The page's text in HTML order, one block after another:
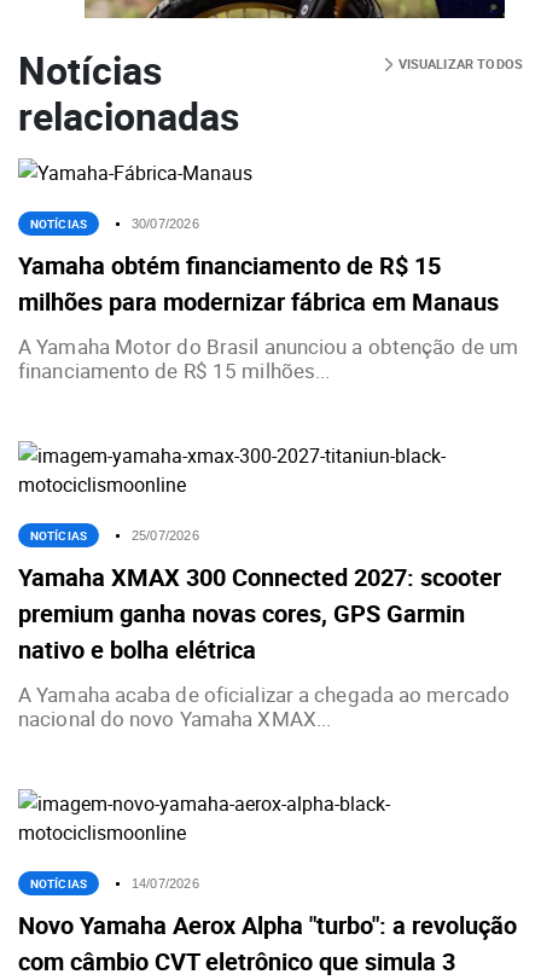
Notícias
relacionadas
VISUALIZAR TODOS
NOTÍCIAS 30/07/2026
Yamaha obtém financiamento de R$ 15
milhões para modernizar fábrica em Manaus
A Yamaha Motor do Brasil anunciou a obtenção de um
financiamento de R$ 15 milhões...
NOTÍCIAS 25/07/2026
Yamaha XMAX 300 Connected 2027: scooter
premium ganha novas cores, GPS Garmin
nativo e bolha elétrica
A Yamaha acaba de oficializar a chegada ao mercado
nacional do novo Yamaha XMAX...
NOTÍCIAS 14/07/2026
Novo Yamaha Aerox Alpha "turbo": a revolução
com câmbio CVT eletrônico que simula 3